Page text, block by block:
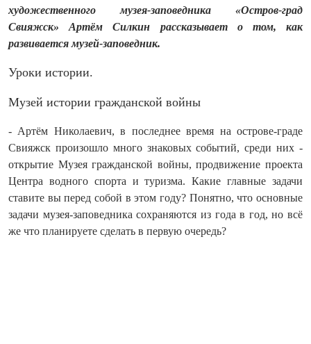
художественного музея‑заповедника «Остров‑град
Свияжск» Артём Силкин рассказывает о том, как
развивается музей‑заповедник.
Уроки истории.
Музей истории гражданской войны
- Артём Николаевич, в последнее время на острове‑граде
Свияжск произошло много знаковых событий, среди них -
открытие Музея гражданской войны, продвижение проекта
Центра водного спорта и туризма. Какие главные задачи
ставите вы перед собой в этом году? Понятно, что основные
задачи музея‑заповедника сохраняются из года в год, но всё
же что планируете сделать в первую очередь?